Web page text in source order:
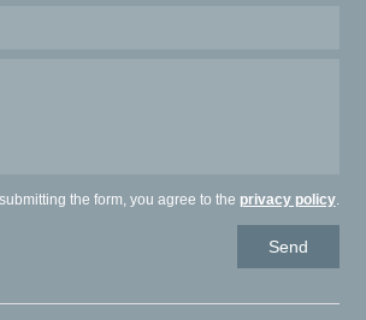
the form, you agree to the privacy policy.